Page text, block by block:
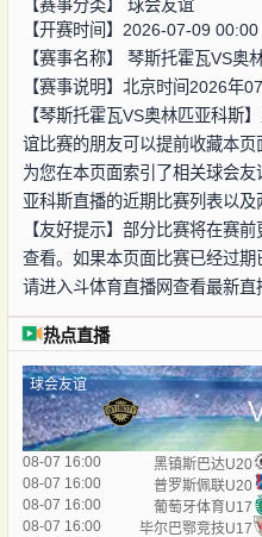
【赛事分类】 球会友谊
【开赛时间】2026-07-09 00:00
【赛事名称】 琴斯托霍瓦VS奥
【赛事说明】北京时间2026年
【琴斯托霍瓦VS奥林匹亚科斯
谊比赛的朋友可以提前收藏本
为您在本页面索引了相关球会
亚科斯直播的近期比赛列表以及
【友好提示】部分比赛将在赛
查看。如果本页面比赛已经过期
请进入斗体育直播网查看最新直
热点直播
球会友谊
08-07 16:00 黑镇斯巴达U20
08-07 16:00
普罗斯佩联U20
08-07 16:00
葡萄牙体育U17
08-07 16:00
毕尔巴鄂竞技U17